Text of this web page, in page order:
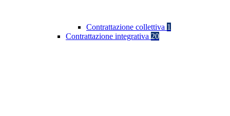
Contrattazione collettiva 1
Contrattazione integrativa 20